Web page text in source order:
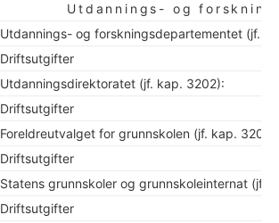
Utdannings- og
Utdannings- og forskningsdepartementet (jf.
Driftsutgifter
Utdanningsdirektoratet (jf. kap. 3202):
Driftsutgifter
Foreldreutvalget for grunnskolen (jf. kap. 3204):
Driftsutgifter
Statens grunnskoler og grunnskoleinternat (jf.
Driftsutgifter